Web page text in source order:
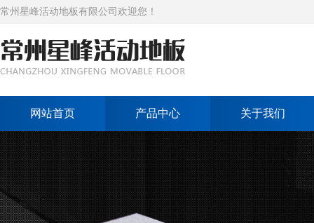
常州星峰活动地板有限公司欢迎您！
网站首页 产品中心 关于我们